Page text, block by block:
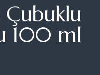
Çubuklu
100 ml